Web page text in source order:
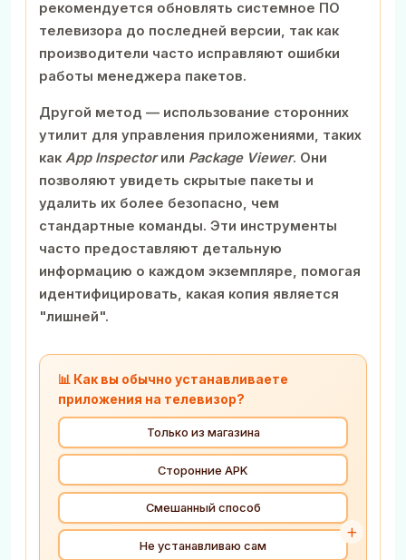
рекомендуется обновлять системное ПО
телевизора до последней версии, так как
производители часто исправляют ошибки
работы менеджера пакетов.
Другой метод — использование сторонних
утилит для управления приложениями, таких
как App Inspectorили Package Viewer. Они
позволяют увидеть скрытые пакеты и
удалить их более безопасно, чем
стандартные команды. Эти инструменты
часто предоставляют детальную
информацию о каждом экземпляре, помогая
идентифицировать, какая копия является
"лишней".
📊 Как вы обычно устанавливаете
приложения на телевизор?
Только из магазина
Сторонние APK
Смешанный способ
Не устанавливаю сам